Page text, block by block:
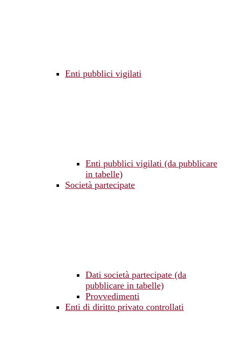
Enti pubblici vigilati
Enti pubblici vigilati (da pubblicare
in tabelle)
Società partecipate
Dati società partecipate (da
pubblicare in tabelle)
Provvedimenti
Enti di diritto privato controllati